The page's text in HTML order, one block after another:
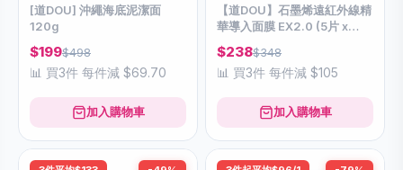
[道DOU] 沖繩海底泥潔面
120g
$199$498
📊 買3件 每件減 $69.70
加入購物車
【道DOU】石墨烯遠紅外線精
華導入面膜 EX2.0 (5片 x
30ml)
$238$348
📊 買3件 每件減 $105
加入購物車